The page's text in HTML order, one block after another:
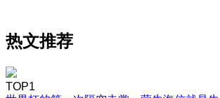
热文推荐
TOP1